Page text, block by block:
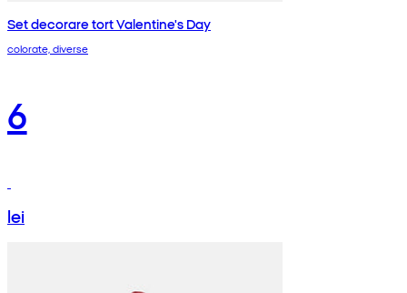
Set decorare tort Valentine's Day
colorate, diverse
6
lei